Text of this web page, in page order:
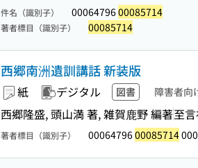
件名（識別子） 0006479600085714
著者標目（識別子） 00085714
西郷南洲遺訓講話 新装版
紙 デジタル 図書 障害者向
西郷隆盛, 頭山満 著, 雑賀鹿野 編著至
著者標目（識別子） 0006479600085714